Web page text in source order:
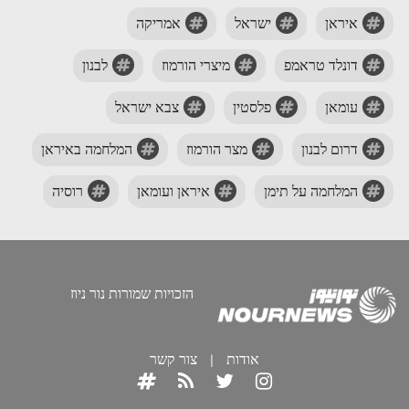
איראן ישראל אמריקה
דונלד טראמפ מיצרי הורמוז לבנון
עומאן פלסטין צבא ישראל
דרום לבנון מצר הורמוז המלחמה באיראן
המלחמה על תימן איראן ועומאן רוסיה
הזכויות שמורות נור ניוז
אודות צור קשר